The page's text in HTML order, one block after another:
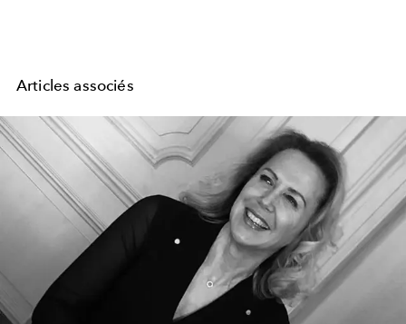
Articles associés